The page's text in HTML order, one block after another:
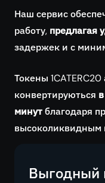
Наш сервис
работу, предлагая
задержек и с
Токены
конвертируються
минутблагодаря
высоколиквидным
Выгодный